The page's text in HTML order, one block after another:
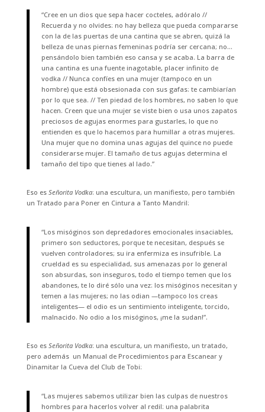
“Cree en un dios que sepa hacer cocteles, adóralo //
Recuerda y no olvides: no hay belleza que pueda compararse
con la de las puertas de una cantina que se abren, quizá la
belleza de unas piernas femeninas podría ser cercana; no…
pensándolo bien también eso cansa y se acaba. La barra de
una cantina es una fuente inagotable, placer infinito de
vodka // Nunca confíes en una mujer (tampoco en un
hombre) que está obsesionada con sus gafas: te cambiarían
por lo que sea. // Ten piedad de los hombres, no saben lo que
hacen. Creen que una mujer se viste bien o usa unos zapatos
preciosos de agujas enormes para gustarles, lo que no
entienden es que lo hacemos para humillar a otras mujeres.
Una mujer que no domina unas agujas del quince no puede
considerarse mujer. El tamaño de tus agujas determina el
tamaño del tipo que tienes al lado.”
Eso es Señorita Vodka: una escultura, un manifiesto, pero también
un Tratado para Poner en Cintura a Tanto Mandril:
“Los misóginos son depredadores emocionales insaciables,
primero son seductores, porque te necesitan, después se
vuelven controladores; su ira enfermiza es insufrible. La
crueldad es su especialidad, sus amenazas por lo general
son absurdas, son inseguros, todo el tiempo temen que los
abandones, te lo diré sólo una vez: los misóginos necesitan y
temen a las mujeres; no las odian —tampoco los creas
inteligentes— el odio es un sentimiento inteligente, torcido,
malnacido. No odio a los misóginos, ¡me la sudan!”.
Eso es Señorita Vodka: una escultura, un manifiesto, un tratado,
pero además un Manual de Procedimientos para Escanear y
Dinamitar la Cueva del Club de Tobi:
“Las mujeres sabemos utilizar bien las culpas de nuestros
hombres para hacerlos volver al redil: una palabrita